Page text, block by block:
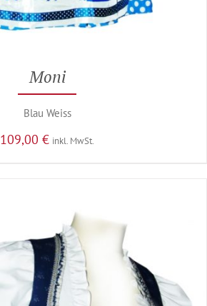
Moni
Blau Weiss
109,00 € inkl. MwSt.